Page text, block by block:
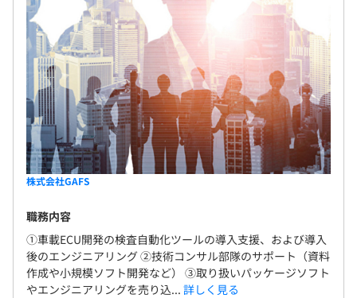
株式会社GAFS
職務内容
①車載ECU開発の検査自動化ツールの導入支援、および導入
後のエンジニアリング ②技術コンサル部隊のサポート（資料
作成や小規模ソフト開発など） ③取り扱いパッケージソフト
やエンジニアリングを売り込... 詳しく見る